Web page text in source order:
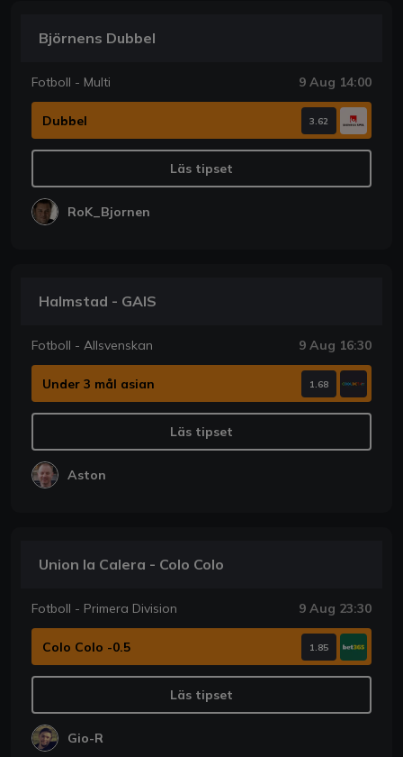
Björnens Dubbel
Fotboll - Multi 9 Aug 14:00
Dubbel 3.62
Läs tipset
RoK_Bjornen
Halmstad - GAIS
Fotboll - Allsvenskan 9 Aug 16:30
Under 3 mål asian 1.68
Läs tipset
Aston
Union la Calera - Colo Colo
Fotboll - Primera Division 9 Aug 23:30
Colo Colo -0.5 1.85
Läs tipset
Gio-R